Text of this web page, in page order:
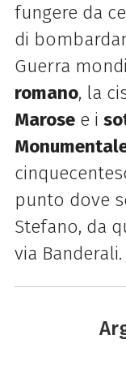
fungere da
di
Guerra
romano, la
Marosee i
punto dove
Stefano, da
via Banderali.